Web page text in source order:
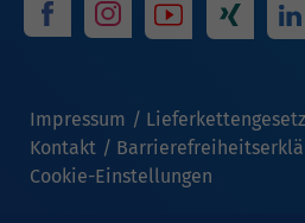
Impressum Lieferkettengesetz
Kontakt
Cookie-Einstellungen